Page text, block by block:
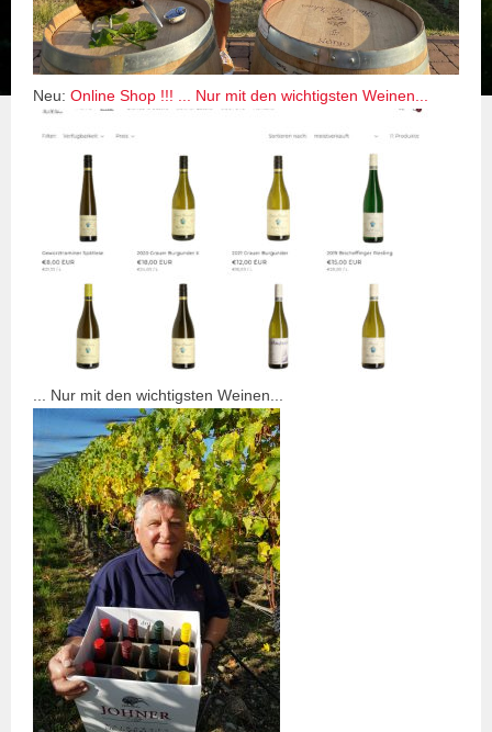
Neu:Online Shop !!! ... Nur mit den wichtigsten Weinen...
... Nur mit den wichtigsten Weinen...